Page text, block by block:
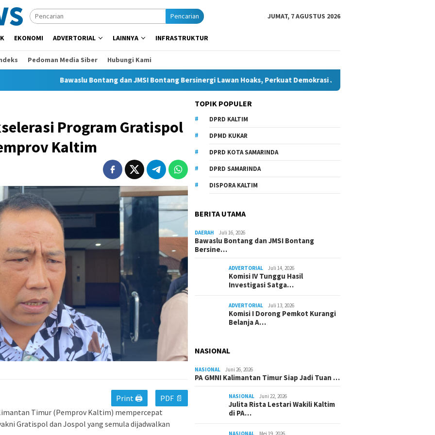
Pencarian JUMAT, 7 AGUSTUS 2026
EKONOMI ADVERTORIAL LAINNYA INFRASTRUKTUR
Pedoman Media Siber Hubungi Kami
Bawaslu Bontang dan JMSI Bontang Bersinergi Lawan Hoaks, Perkuat Demokrasi Jelang Pemilu 2029
Program Gratispol
Kaltim
Print 🖨
PDF 📄
Timur (Pemprov Kaltim) mempercepat
Gratispol dan Jospol yang semula dijadwalkan
TOPIK POPULER
DPRD KALTIM
DPMD KUKAR
DPRD KOTA SAMARINDA
DPRD SAMARINDA
DISPORA KALTIM
BERITA UTAMA
DAERAH Juli 16, 2026
Bawaslu Bontang dan JMSI Bontang
Bersine…
ADVERTORIAL Juli 14, 2026
Komisi IV Tunggu Hasil
Investigasi Satga…
ADVERTORIAL Juli 13, 2026
Komisi I Dorong Pemkot Kurangi
Belanja A…
NASIONAL
NASIONAL Juni 26, 2026
PA GMNI Kalimantan Timur Siap Jadi Tuan …
NASIONAL Juni 22, 2026
Julita Rista Lestari Wakili Kaltim
di PA…
NASIONAL Mei 19, 2026